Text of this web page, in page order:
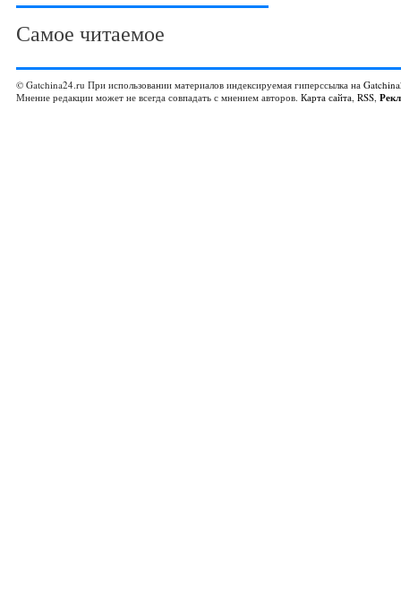
Самое читаемое
© Gatchina24.ru При использовании материалов индексируемая гиперссылка на
Мнение редакции может не всегда совпадать с мнением авторов. Карта сайта, RSS,